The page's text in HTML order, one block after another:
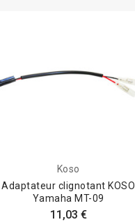
Koso
Adaptateur clignotant KOSO
Yamaha MT-09
11,03 €